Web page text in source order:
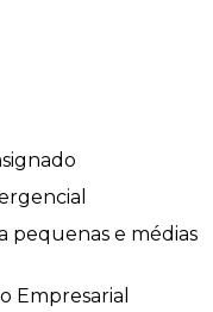
pequenas e médias
Empresarial